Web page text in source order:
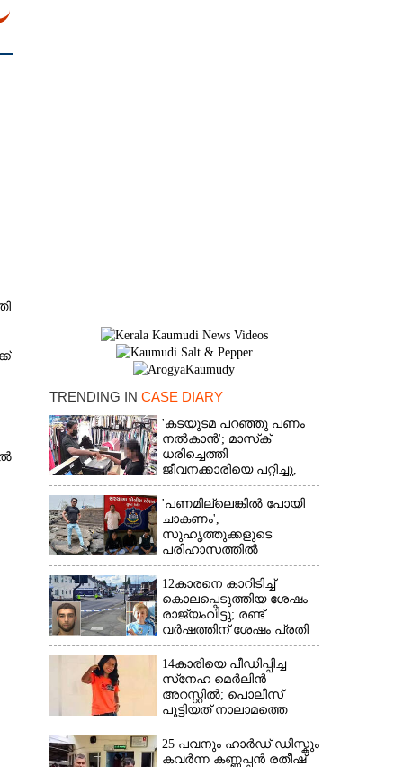
TRENDING IN CASE DIARY
'കടയുടമ പറഞ്ഞു പണം
നൽകാൻ'; മാസ്‌ക്
ധരിച്ചെത്തി
ജീവനക്കാരിയെ പറ്റിച്ചു,
നഷ്‌ടമായത് 6000 രൂപ
'പണമില്ലെങ്കിൽ പോയി
ചാകണം',
സുഹൃത്തുക്കളുടെ
പരിഹാസത്തിൽ
വ്യവസായിയുടെ
ആത്മഹത്യ, മൂന്ന് പേർ
അറസ്റ്റിൽ
12കാരനെ കാറിടിച്ച്
കൊലപ്പെടുത്തിയ ശേഷം
രാജ്യംവിട്ടു; രണ്ട്
വർഷത്തിന് ശേഷം പ്രതി
പിടിയിൽ
14കാരിയെ പീഡിപ്പിച്ച
സ്‌നേഹ മെർലിൻ
അറസ്റ്റിൽ; പൊലീസ്
പൂട്ടിയത് നാലാമത്തെ
പോക്‌സോ കേസിൽ
25 പവനും ഹാർഡ് ഡിസ്കും
കവർന്ന കണ്ണപ്പൻ രതീഷ്
×